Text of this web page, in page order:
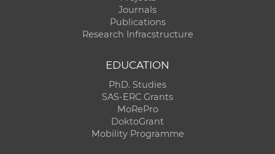
Journals
Publications
Research Infracstructure
EDUCATION
PhD. Studies
SAS-ERC Grants
MoRePro
DoktoGrant
Mobility Programme